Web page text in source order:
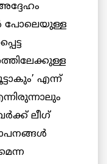
പോലെയുള്ള
എന്ന്
ലീഗ്